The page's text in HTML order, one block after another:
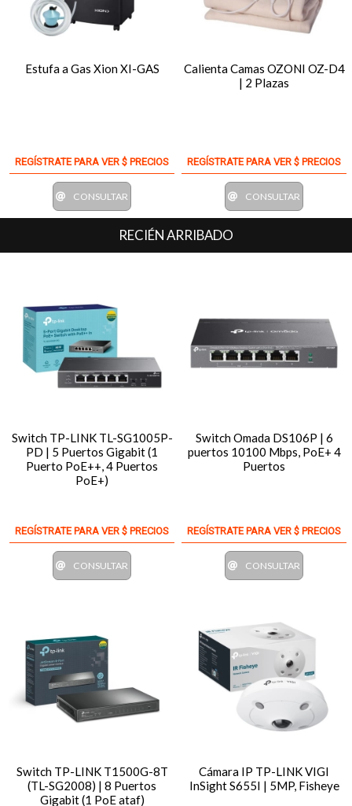
Estufa a Gas Xion XI-GAS
REGÍSTRATE PARA VER $ PRECIOS
CONSULTAR
Calienta Camas OZONI OZ-D4
| 2 Plazas
REGÍSTRATE PARA VER $ PRECIOS
CONSULTAR
RECIÉN ARRIBADO
Switch TP-LINK TL-SG1005P-
PD | 5 Puertos Gigabit (1
Puerto PoE++, 4 Puertos
PoE+)
REGÍSTRATE PARA VER $ PRECIOS
CONSULTAR
Switch Omada DS106P | 6
puertos 10100 Mbps, PoE+ 4
Puertos
REGÍSTRATE PARA VER $ PRECIOS
CONSULTAR
Switch TP-LINK T1500G-8T
(TL-SG2008) | 8 Puertos
Gigabit (1 PoE ataf)
Cámara IP TP-LINK VIGI
InSight S655I | 5MP, Fisheye